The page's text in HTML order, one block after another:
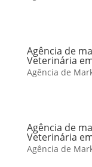
Agência de
Veterinária
Agência de
Agência de
Veterinária
Agência de